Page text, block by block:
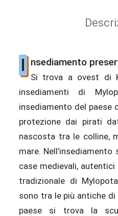
I nsediamento
Si trova a ovest di
insediamenti di
insediamento del paese
protezione dai pirati
nascosta tra le colline,
mare.
case medievali,
tradizionale di
sono tra le più antiche di
paese si trova la